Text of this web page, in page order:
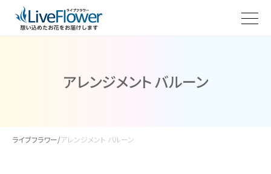
アレンジメント バルーン
ライブフラワー/アレンジメント バルーン